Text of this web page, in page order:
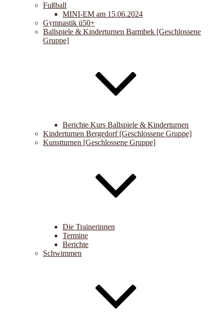
Fußball
MINI-EM am 15.06.2024
Gymnastik ü50+
Ballspiele & Kinderturnen Barmbek [Geschlossene
Gruppe]
Berichte Kurs Ballspiele & Kinderturnen
Kinderturnen Bergedorf [Geschlossene Gruppe]
Kunstturnen [Geschlossene Gruppe]
Die Trainerinnen
Termine
Berichte
Schwimmen